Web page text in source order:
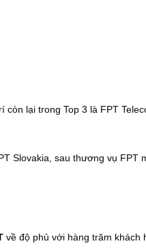
còn lại trong Top 3 là FPT
Slovakia, sau thương vụ FPT
về độ phủ với hàng trăm khách